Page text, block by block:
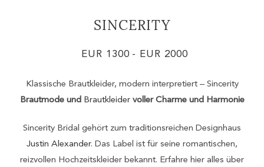
SINCERITY
EUR 1300 - EUR 2000
Klassische Brautkleider, modern interpretiert – Sincerity
Brautmode und Brautkleidervoller Charme und Harmonie
Sincerity Bridal gehört zum traditionsreichen Designhaus
Justin Alexander. Das Label ist für seine romantischen,
reizvollen Hochzeitskleider bekannt. Erfahre hier alles über